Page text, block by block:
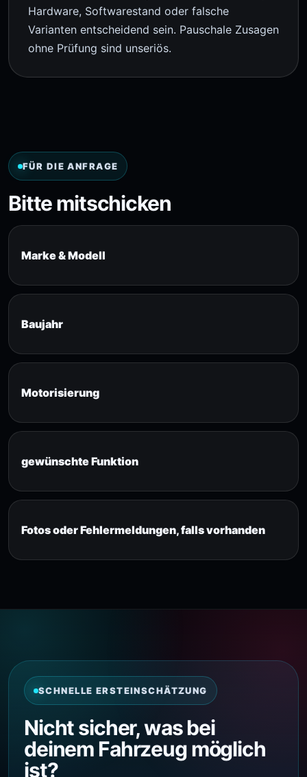
Hardware, Softwarestand oder falsche
Varianten entscheidend sein. Pauschale Zusagen
ohne Prüfung sind unseriös.
FÜR DIE ANFRAGE
Bitte mitschicken
Marke & Modell
Baujahr
Motorisierung
gewünschte Funktion
Fotos oder Fehlermeldungen, falls vorhanden
SCHNELLE ERSTEINSCHÄTZUNG
Nicht sicher, was bei
deinem Fahrzeug möglich
ist?